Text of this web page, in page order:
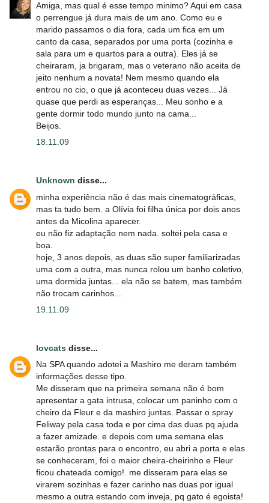
Amiga, mas qual é esse tempo minimo? Aqui em casa
o perrengue já dura mais de um ano. Como eu e
marido passamos o dia fora, cada um fica em um
canto da casa, separados por uma porta (cozinha e
sala para um e quartos para a outra). Eles já se
cheiraram, ja brigaram, mas o veterano não aceita de
jeito nenhum a novata! Nem mesmo quando ela
entrou no cio, o que já aconteceu duas vezes... Já
quase que perdi as esperanças... Meu sonho e a
gente dormir todo mundo junto na cama...
Beijos.
18.11.09
Unknown disse...
minha experiência não é das mais cinematográficas,
mas ta tudo bem. a Olívia foi filha única por dois anos
antes da Micolina aparecer.
eu não fiz adaptação nem nada. soltei pela casa e
boa.
hoje, 3 anos depois, as duas são super familiarizadas
uma com a outra, mas nunca rolou um banho coletivo,
uma dormida juntas... ela não se batem, mas também
não trocam carinhos...
19.11.09
lovcats disse...
Na SPA quando adotei a Mashiro me deram também
informações desse tipo.
Me disseram que na primeira semana não é bom
apresentar a gata intrusa, colocar um paninho com o
cheiro da Fleur e da mashiro juntas. Passar o spray
Feliway pela casa toda e por cima das duas pq ajuda
a fazer amizade. e depois com uma semana elas
estarão prontas para o encontro, eu abri a porta e elas
se conheceram, foi o maior cheira-cheirinho e Fleur
ficou chateada comigo!. me disseram para elas se
virarem sozinhas e fazer carinho nas duas por igual
mesmo a outra estando com inveja, pq gato é egoista!